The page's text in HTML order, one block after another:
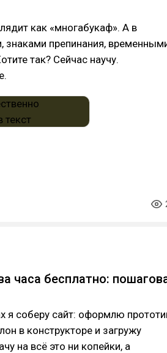
как «многабукаф». А в
знаками препинания,
так? Сейчас научу.
часа бесплатно:
я соберу сайт: оформлю
в конструкторе и загружу
на всё это ни копейки, а